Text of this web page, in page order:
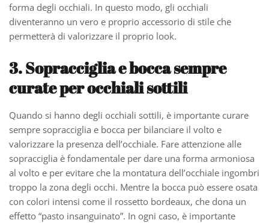
forma degli occhiali. In questo modo, gli occhiali
diventeranno un vero e proprio accessorio di stile che
permetterà di valorizzare il proprio look.
3. Sopracciglia e bocca sempre
curate per occhiali sottili
Quando si hanno degli occhiali sottili, è importante curare
sempre sopracciglia e bocca per bilanciare il volto e
valorizzare la presenza dell’occhiale. Fare attenzione alle
sopracciglia è fondamentale per dare una forma armoniosa
al volto e per evitare che la montatura dell’occhiale ingombri
troppo la zona degli occhi. Mentre la bocca può essere osata
con colori intensi come il rossetto bordeaux, che dona un
effetto “pasto insanguinato”. In ogni caso, è importante